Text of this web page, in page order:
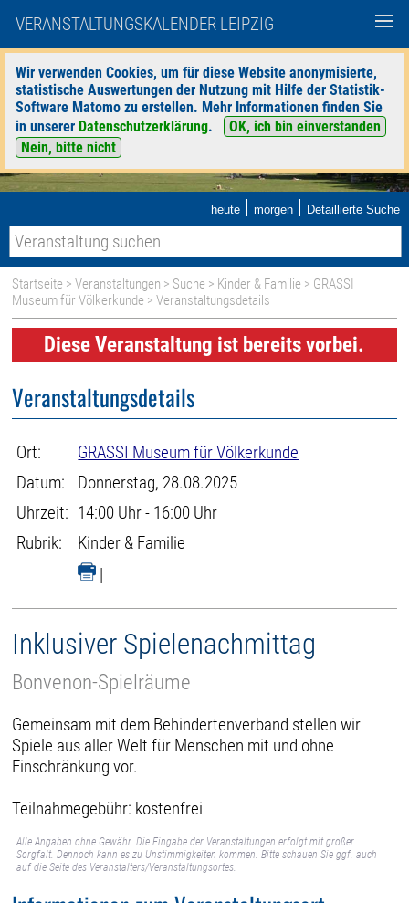
VERANSTALTUNGSKALENDER LEIPZIG
Wir verwenden Cookies, um für diese Website anonymisierte,
statistische Auswertungen der Nutzung mit Hilfe der Statistik-
Software Matomo zu erstellen. Mehr Informationen finden Sie
in unserer Datenschutzerklärung.
OK, ich bin einverstanden
Nein, bitte nicht
heute | morgen | Detaillierte Suche
Startseite >Veranstaltungen > Suche > Kinder & Familie > GRASSI
Museum für Völkerkunde > Veranstaltungsdetails
Diese Veranstaltung ist bereits vorbei.
Veranstaltungsdetails
Ort:
GRASSI Museum für Völkerkunde
Datum:
Donnerstag, 28.08.2025
Uhrzeit: 14:00 Uhr - 16:00 Uhr
Rubrik:
Kinder & Familie
|
Inklusiver Spielenachmittag
Bonvenon-Spielräume
Gemeinsam mit dem Behindertenverband stellen wir
Spiele aus aller Welt für Menschen mit und ohne
Einschränkung vor.
Teilnahmegebühr: kostenfrei
Alle Angaben ohne Gewähr. Die Eingabe der Veranstaltungen erfolgt mit großer
Sorgfalt. Dennoch kann es zu Unstimmigkeiten kommen. Bitte schauen Sie ggf. auch
auf die Seite des Veranstalters/Veranstaltungsortes.